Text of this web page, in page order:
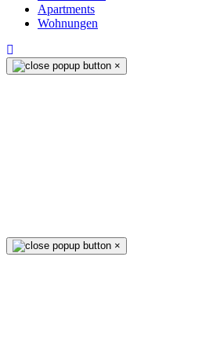
Apartments
Wohnungen
×
×